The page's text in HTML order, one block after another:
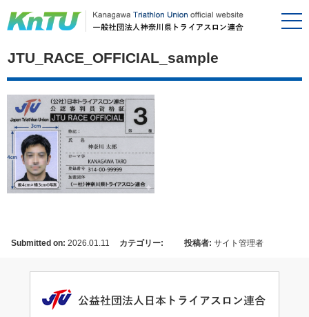
JTU_RACE_OFFICIAL_sample
Submitted on: 2026.01.11 カテゴリー: 投稿者: サイト管理者